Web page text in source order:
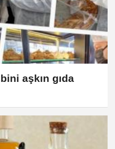
aşkın gıda